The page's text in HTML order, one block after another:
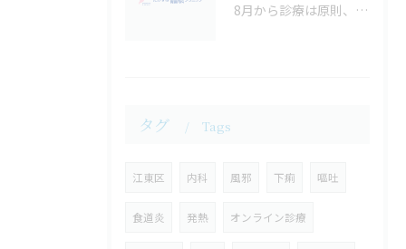
8月から診療は原則、予約制に代わります
タグ Tags
江東区 内科 風邪 下痢 嘔吐
食道炎 発熱 オンライン診療